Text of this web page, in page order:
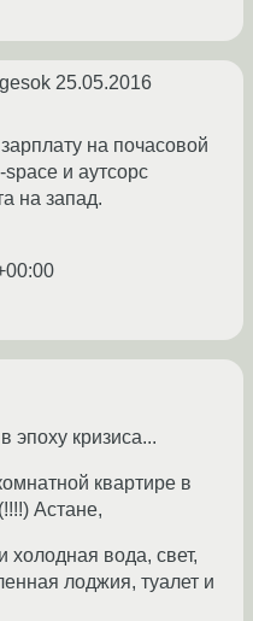
25.05.2016
на почасовой
и аутсорс
на запад.
эпоху кризиса...
квартире в
Астане,
холодная вода, свет,
лоджия, туалет и